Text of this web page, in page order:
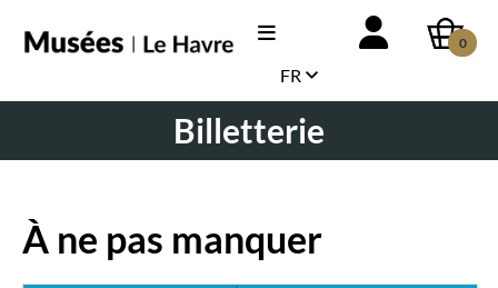
0
FR
Billetterie
À ne pas manquer